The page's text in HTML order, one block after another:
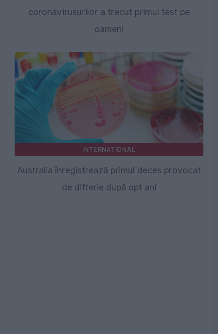
coronavirusurilor a trecut primul test pe
oameni
INTERNATIONAL
Australia înregistrează primul deces provocat
de difterie după opt ani